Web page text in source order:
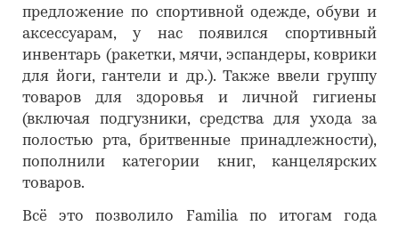
предложение по спортивной одежде, обуви и
аксессуарам, у нас появился спортивный
инвентарь (ракетки, мячи, эспандеры, коврики
для йоги, гантели и др.). Также ввели группу
товаров для здоровья и личной гигиены
(включая подгузники, средства для ухода за
полостью рта, бритвенные принадлежности),
пополнили категории книг, канцелярских
товаров.
Всё это позволило Familia по итогам года